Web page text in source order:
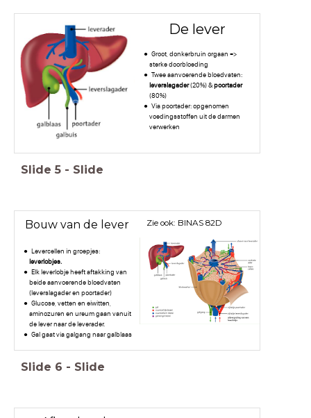
De lever
Groot, donkerbruin orgaan =>
sterke doorbloeding
Twee aanvoerende bloedvaten:
leverslagader(20%) &poortader
(80%)
Via poortader: opgenomen
voedingsstoffen uit de darmen
verwerken
Slide 5 - Slide
Bouw van de lever
Levercellen in groepjes:
leverlobjes.
Elk leverlobje heeft aftakking van
beide aanvoerende bloedvaten
(leverslagader en poortader)
Glucose, vetten en eiwitten,
aminozuren en ureum gaan vanuit
de lever naar de leverader.
Gal gaat via galgang naar galblaas
Zie ook: BINAS 82D
Slide 6 - Slide